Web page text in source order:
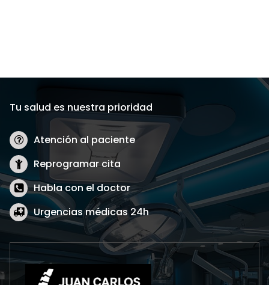
Tu salud es nuestra prioridad
Atención al paciente
Reprogramar cita
Habla con el doctor
Urgencias médicas 24h